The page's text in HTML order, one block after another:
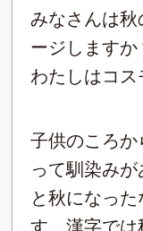
みなさんは秋
ージしますか
わたしはコス
子供のころ
って馴染み
と秋になっ
す。漢字では